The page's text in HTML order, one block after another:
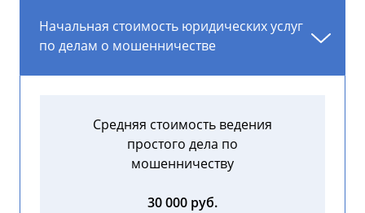
Начальная стоимость юридических услуг
по делам о мошенничестве
Средняя стоимость ведения
простого дела по
мошенничеству
30 000 руб.